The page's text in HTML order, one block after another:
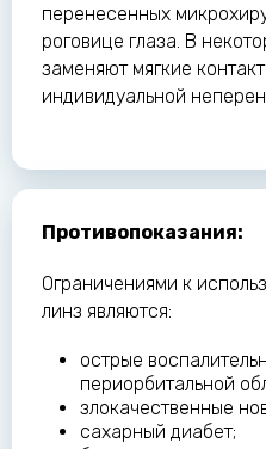
перенесенных
роговице глаза. В
заменяют мягкие
индивидуальной
Противопоказания:
Ограничениями к
линз являются:
острые
периорбитальной
злокачественные
сахарный диабет;